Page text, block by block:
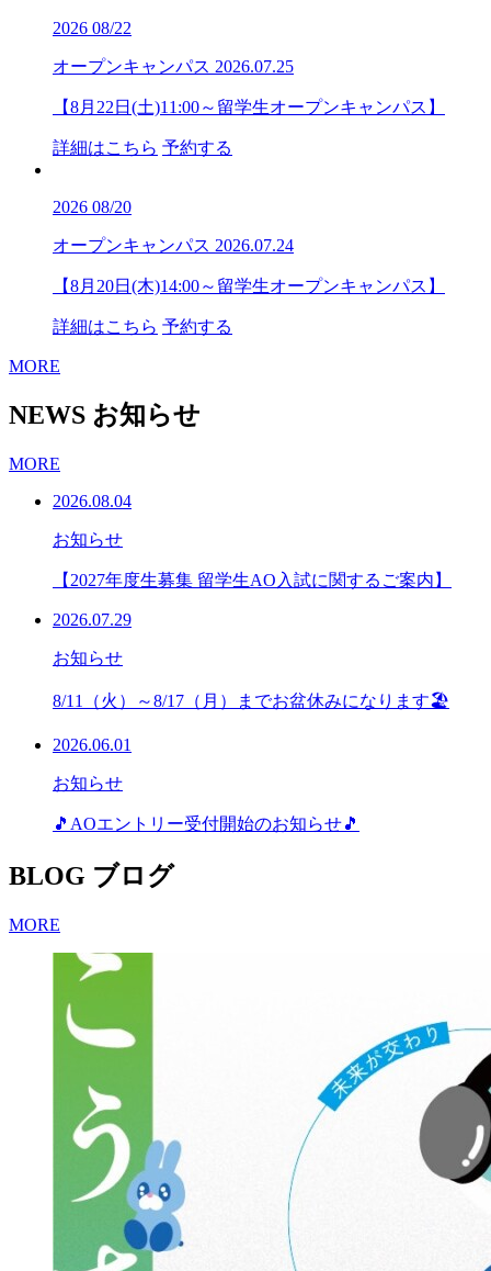
2026 08/22
オープンキャンパス 2026.07.25
【8月22日(土)11:00～留学生オープンキャンパス】
詳細はこちら 予約する
2026 08/20
オープンキャンパス 2026.07.24
【8月20日(木)14:00～留学生オープンキャンパス】
詳細はこちら 予約する
MORE
NEWS お知らせ
MORE
2026.08.04
お知らせ
【2027年度生募集 留学生AO入試に関するご案内】
2026.07.29
お知らせ
8/11（火）～8/17（月）までお盆休みになります🏖
2026.06.01
お知らせ
🎵AOエントリー受付開始のお知らせ🎵
BLOG ブログ
MORE